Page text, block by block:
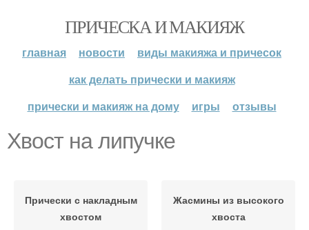
ПРИЧЕСКА И МАКИЯЖ
главная новости
виды макияжа и причесок
как делать прически и макияж
прически и макияж на дому
игры отзывы
Хвост на липучке
Прически с накладным
хвостом
Жасмины из высокого
хвоста